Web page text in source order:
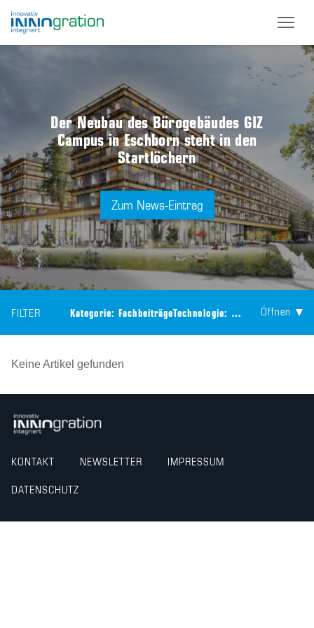
Der Neubau des Bürogebäudes GIZ
Campus in Eschborn steht in den
Startlöchern
Zum News-Eintrag
FILTER Kategorie: Fachbeiträge Technologie: CEILTEC® Akustik
Öffnen
Keine Artikel gefunden
KONTAKT NEWSLETTER IMPRESSUM
DATENSCHUTZ